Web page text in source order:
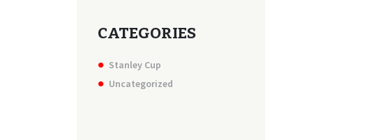
CATEGORIES
Stanley Cup
Uncategorized